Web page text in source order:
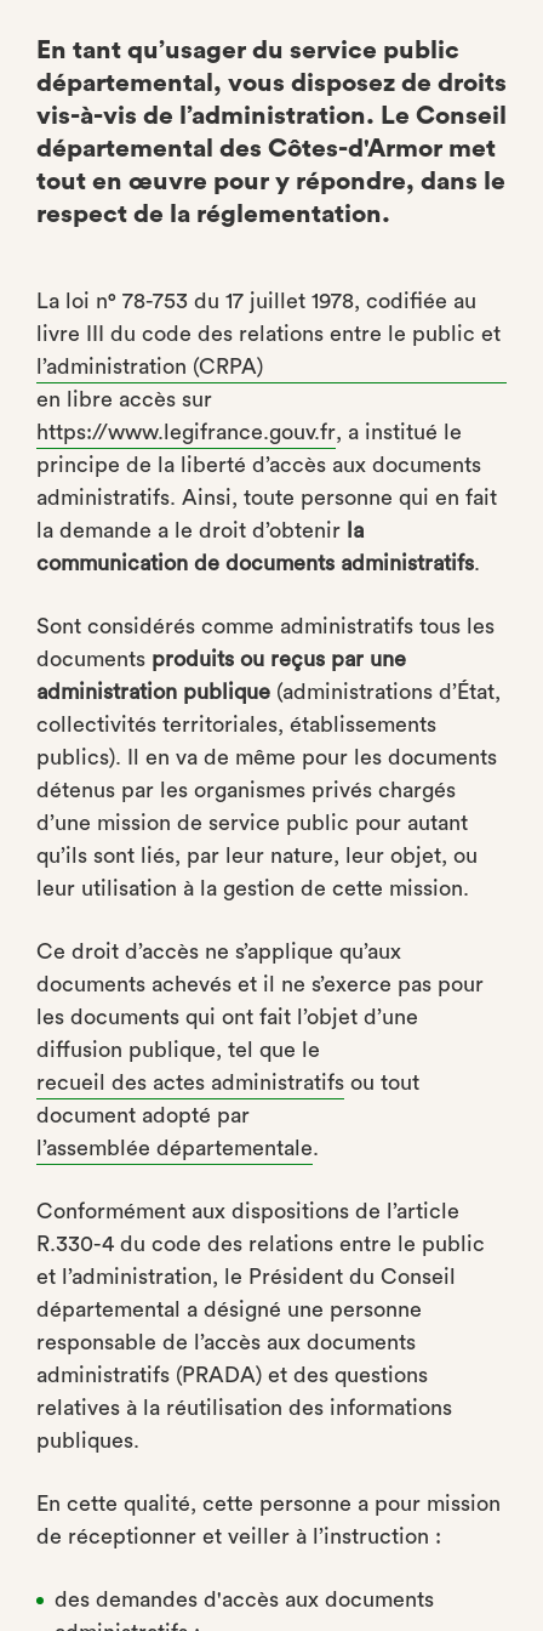
En tant qu’usager du service public
départemental, vous disposez de droits
vis-à-vis de l’administration. Le Conseil
départemental des Côtes-d'Armor met
tout en œuvre pour y répondre, dans le
respect de la réglementation.
La loi n° 78-753 du 17 juillet 1978, codifiée au
livre III du code des relations entre le public et
l’administration (CRPA)
en libre accès sur
https://www.legifrance.gouv.fr, a institué le
principe de la liberté d’accès aux documents
administratifs. Ainsi, toute personne qui en fait
la demande a le droit d’obtenir
la
communication de documents administratifs.
Sont considérés comme administratifs tous les
documents produits ou reçus par une
administration publique (administrations d’État,
collectivités territoriales, établissements
publics). Il en va de même pour les documents
détenus par les organismes privés chargés
d’une mission de service public pour autant
qu’ils sont liés, par leur nature, leur objet, ou
leur utilisation à la gestion de cette mission.
Ce droit d’accès ne s’applique qu’aux
documents achevés et il ne s’exerce pas pour
les documents qui ont fait l’objet d’une
diffusion publique, tel que le
recueil des actes administratifs ou tout
document adopté par
l’assemblée départementale.
Conformément aux dispositions de l’article
R.330-4 du code des relations entre le public
et l’administration, le Président du Conseil
départemental a désigné une personne
responsable de l’accès aux documents
administratifs (PRADA) et des questions
relatives à la réutilisation des informations
publiques.
En cette qualité, cette personne a pour mission
de réceptionner et veiller à l’instruction :
des demandes d'accès aux documents